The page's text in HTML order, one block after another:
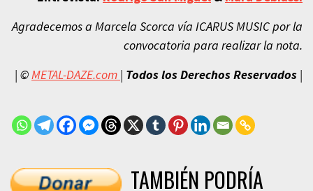
Agradecemos a Marcela Scorca vía ICARUS MUSIC por la
convocatoria para realizar la nota.
| ©METAL-DAZE.com | Todos los Derechos Reservados |
TAMBIÉN PODRÍA